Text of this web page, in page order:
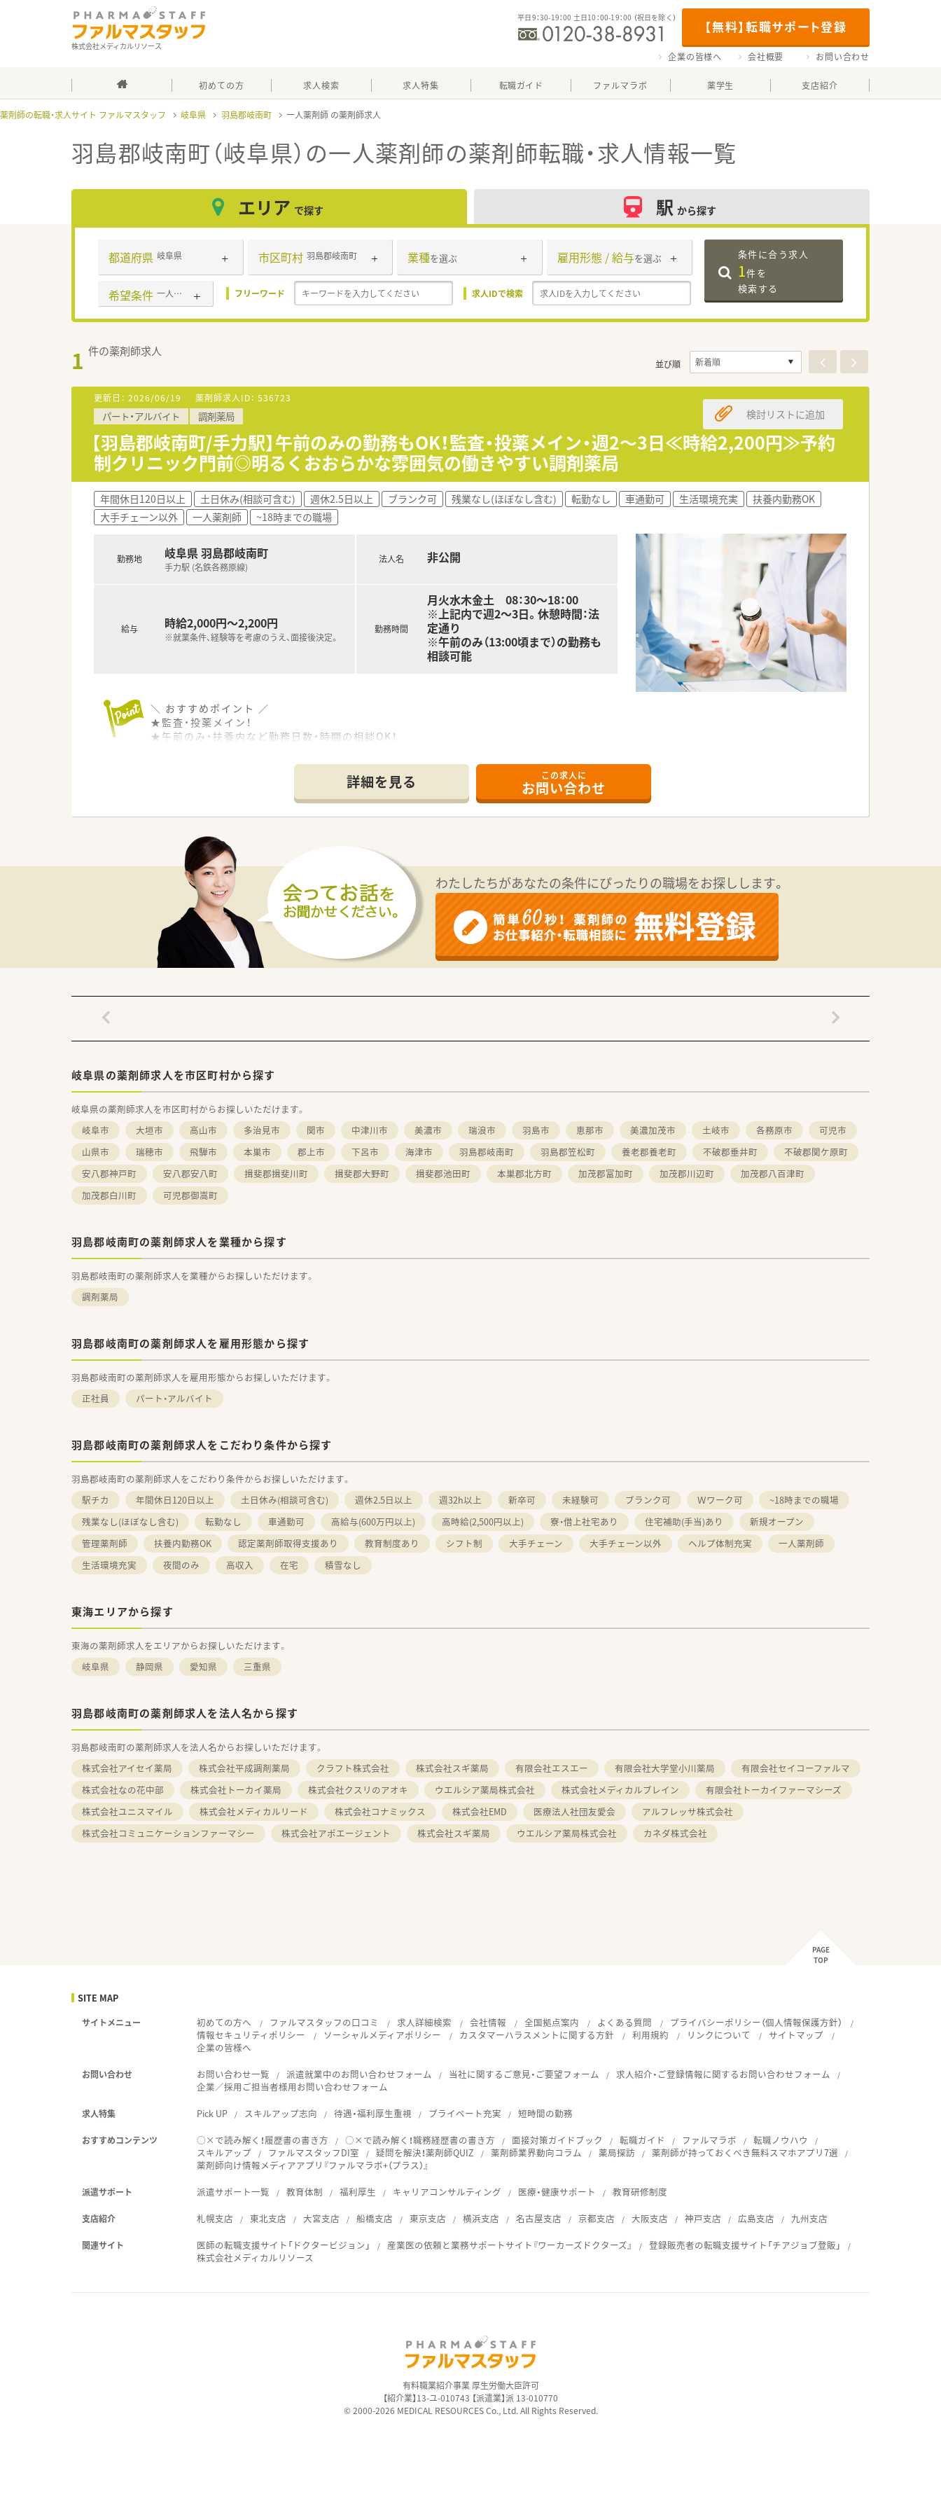
株式会社メディカルリソース
【無料】転職サポート登録
平日9：30-19：00 土日10：00-19：00 （祝日を除く）
企業の皆様へ 会社概要 お問い合わせ
初めての方 求人検索 求人特集 転職ガイド ファルマラボ 薬学生 支店紹介
薬剤師の転職・求人サイト ファルマスタッフ 岐阜県 羽島郡岐南町 一人薬剤師
羽島郡岐南町（岐阜県）の一人薬剤師の薬剤師転職・求人情報一覧
エリア で探す 駅 から探す
都道府県 岐阜県 市区町村 羽島郡岐南町 業種を選ぶ 雇用形態 / 給与を選ぶ
希望条件 一人薬剤師 フリーワード 求人IDで検索
条件に合う求人
1件を
検索する
1 件の薬剤師求人
並び順
更新日： 2026/06/19 薬剤師求人ID： 536723
パート・アルバイト 調剤薬局
【羽島郡岐南町/手力駅】午前のみの勤務もOK！監査・投薬メイン・週2～3日≪時給2,200円≫予約
制クリニック門前◎明るくおおらかな雰囲気の働きやすい調剤薬局
検討リストに追加
年間休日120日以上 土日休み(相談可含む) 週休2.5日以上 ブランク可 残業なし(ほぼなし含む) 転勤なし 車通勤可 生活環境充実
扶養内勤務OK
大手チェーン以外
一人薬剤師 ~18時までの職場
勤務地 岐阜県 羽島郡岐南町
手力駅 (名鉄各務原線)
給与 時給2,000円～2,200円
※就業条件、経験等を考慮のうえ、面接後決定。
法人名 非公開
勤務時間
月火水木金土 08：30～18：00
※上記内で週2～3日。休憩時間：法
定通り
※午前のみ（13:00頃まで）の勤務も
相談可能
＼ おすすめポイント ／
★監査・投薬メイン！
★午前のみ・扶養内など勤務日数・時間の相談OK！
■監査・投薬を中心に対応をお願いします。
患者様との時間を大切にしたい方にお勧め！
代表や事務さんの助けもありますので安心です。
■内科・消化器内科・糖尿病内科・血液内科などの処方箋をメイン応需！
処方箋の応需枚数は30枚～80枚ほど。
薬剤師は1～2名で対応しております。
（薬剤師1名体制での勤務あり）
■門前クリニックは予約制なので、おおよその忙しさがわかります。
一包化は日数が長めで、
糖尿病の患者様もいらっしゃるので注射の指導なども経験できます。
事前に予製や心の準備もできて動きやすい環境♪
■ゆったりめのつくりで働きやすい調剤室です。
詳細を見る この求人に
お問い合わせ
わたしたちがあなたの条件にぴったりの職場をお探しします。
岐阜県の薬剤師求人を市区町村から探す
岐阜県の薬剤師求人を市区町村からお探しいただけます。
岐阜市
大垣市 高山市 多治見市 関市 中津川市 美濃市 瑞浪市 羽島市 恵那市 美濃加茂市 土岐市 各務原市
可児市
山県市
瑞穂市 飛騨市 本巣市 郡上市 下呂市 海津市 羽島郡岐南町 羽島郡笠松町 養老郡養老町 不破郡垂井町
不破郡関ケ原町
安八郡神戸町
安八郡安八町 揖斐郡揖斐川町 揖斐郡大野町 揖斐郡池田町 本巣郡北方町 加茂郡富加町 加茂郡川辺町
加茂郡八百津町
加茂郡白川町
可児郡御嵩町
羽島郡岐南町の薬剤師求人を業種から探す
羽島郡岐南町の薬剤師求人を業種からお探しいただけます。
調剤薬局
羽島郡岐南町の薬剤師求人を雇用形態から探す
羽島郡岐南町の薬剤師求人を雇用形態からお探しいただけます。
正社員
パート・アルバイト
羽島郡岐南町の薬剤師求人をこだわり条件から探す
羽島郡岐南町の薬剤師求人をこだわり条件からお探しいただけます。
駅チカ
年間休日120日以上 土日休み(相談可含む) 週休2.5日以上 週32h以上 新卒可 未経験可 ブランク可 Ｗワーク可
~18時までの職場
残業なし(ほぼなし含む)
転勤なし 車通勤可 高給与(600万円以上) 高時給(2,500円以上) 寮・借上社宅あり 住宅補助(手当)あり
新規オープン
管理薬剤師
扶養内勤務OK 認定薬剤師取得支援あり 教育制度あり シフト制 大手チェーン 大手チェーン以外 ヘルプ体制充実
一人薬剤師
生活環境充実
夜間のみ 高収入 在宅 積雪なし
東海エリアから探す
東海の薬剤師求人をエリアからお探しいただけます。
岐阜県
静岡県 愛知県 三重県
羽島郡岐南町の薬剤師求人を法人名から探す
羽島郡岐南町の薬剤師求人を法人名からお探しいただけます。
株式会社アイセイ薬局
株式会社平成調剤薬局 クラフト株式会社 株式会社スギ薬局 有限会社エスエー 有限会社大学堂小川薬局
有限会社セイコーファルマ
株式会社なの花中部
株式会社トーカイ薬局 株式会社クスリのアオキ ウエルシア薬局株式会社 株式会社メディカルブレイン
有限会社トーカイファーマシーズ
株式会社ユニスマイル
株式会社メディカルリード 株式会社コナミックス 株式会社EMD 医療法人社団友愛会
アルフレッサ株式会社
株式会社コミュニケーションファーマシー
株式会社アポエージェント 株式会社スギ薬局 ウエルシア薬局株式会社 カネダ株式会社
PAGE
TOP
SITE MAP
サイトメニュー 初めての方へ ファルマスタッフの口コミ 求人詳細検索 会社情報 全国拠点案内 よくある質問
プライバシーポリシー（個人情報保護方針）
情報セキュリティポリシー
ソーシャルメディアポリシー カスタマーハラスメントに関する方針 利用規約 リンクについて
サイトマップ
企業の皆様へ
お問い合わせ お問い合わせ一覧 派遣就業中のお問い合わせフォーム 当社に関するご意見・ご要望フォーム
求人紹介・ご登録情報に関するお問い合わせフォーム
企業／採用ご担当者様用お問い合わせフォーム
求人特集 Pick UP スキルアップ志向 待遇・福利厚生重視 プライベート充実 短時間の勤務
おすすめコンテンツ ○×で読み解く！履歴書の書き方 ○×で読み解く！職務経歴書の書き方 面接対策ガイドブック 転職ガイド ファルマラボ
転職ノウハウ
スキルアップ
ファルマスタッフDI室 疑問を解決！薬剤師QUIZ 薬剤師業界動向コラム 薬局探訪
薬剤師が持っておくべき無料スマホアプリ7選
薬剤師向け情報メディアアプリ『ファルマラボ+（プラス）』
派遣サポート 派遣サポート一覧 教育体制 福利厚生 キャリアコンサルティング 医療・健康サポート 教育研修制度
支店紹介 札幌支店 東北支店 大宮支店 船橋支店 東京支店 横浜支店 名古屋支店 京都支店 大阪支店 神戸支店 広島支店 九州支店
関連サイト 医師の転職支援サイト「ドクタービジョン」 産業医の依頼と業務サポートサイト『ワーカーズドクターズ』
登録販売者の転職支援サイト「チアジョブ登販」
株式会社メディカルリソース
有料職業紹介事業 厚生労働大臣許可
【紹介業】13-ユ-010743 【派遣業】派 13-010770
© 2000-2026 MEDICAL RESOURCES Co., Ltd. All Rights Reserved.